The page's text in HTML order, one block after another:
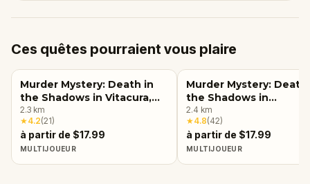
Ces quêtes pourraient vous plaire
Murder Mystery: Death in
the Shadows in Vitacura,
Santiago
2.3 km
★4.2(21)
à partir de $17.99
MULTIJOUEUR
Murder Mystery: Death
the Shadows in
Providencia, Santiago
2.4 km
★4.8(42)
à partir de $17.99
MULTIJOUEUR